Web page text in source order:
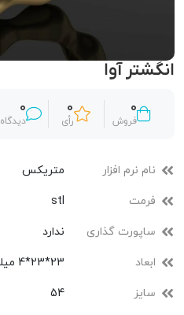
انگشتر آوا
0
فروش
0
رأی
0
دیدگاه
نام نرم افزار متریکس
فرمت stl
ساپورت گذاری ندارد
ابعاد 23*23*4 میلیمتر
سایز 54